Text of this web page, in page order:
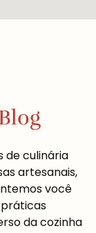
de culinária
artesanais,
você
da cozinha